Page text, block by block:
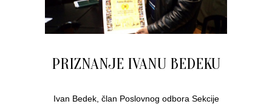
PRIZNANJE IVANU BEDEKU
Ivan Bedek, član Poslovnog odbora Sekcije